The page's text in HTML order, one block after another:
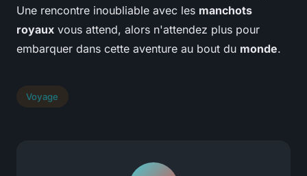
Une rencontre inoubliable avec les manchots
royaux vous attend, alors n'attendez plus pour
embarquer dans cette aventure au bout du monde.
Voyage